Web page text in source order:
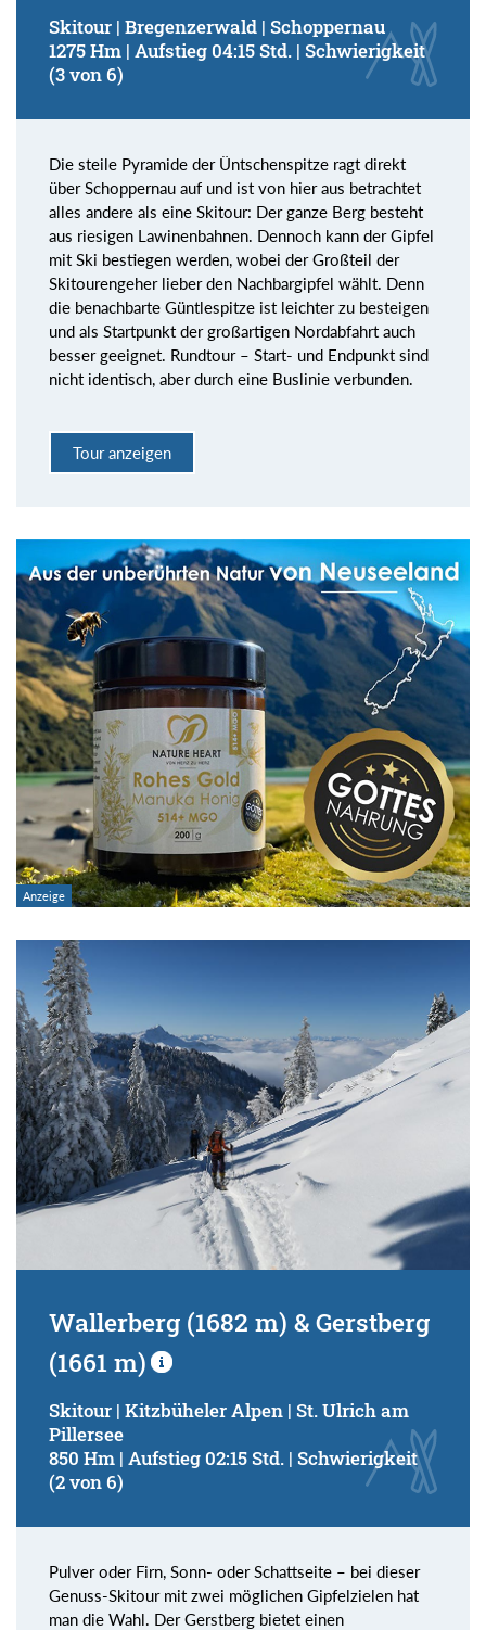
Skitour | Bregenzerwald | Schoppernau
1275 Hm | Aufstieg 04:15 Std. | Schwierigkeit
(3 von 6)
Die steile Pyramide der Üntschenspitze ragt direkt
über Schoppernau auf und ist von hier aus betrachtet
alles andere als eine Skitour: Der ganze Berg besteht
aus riesigen Lawinenbahnen. Dennoch kann der Gipfel
mit Ski bestiegen werden, wobei der Großteil der
Skitourengeher lieber den Nachbargipfel wählt. Denn
die benachbarte Güntlespitze ist leichter zu besteigen
und als Startpunkt der großartigen Nordabfahrt auch
besser geeignet. Rundtour – Start- und Endpunkt sind
nicht identisch, aber durch eine Buslinie verbunden.
Tour anzeigen
Wallerberg (1682 m) & Gerstberg
(1661 m)
Skitour | Kitzbüheler Alpen | St. Ulrich am
Pillersee
850 Hm | Aufstieg 02:15 Std. | Schwierigkeit
(2 von 6)
Pulver oder Firn, Sonn- oder Schattseite – bei dieser
Genuss-Skitour mit zwei möglichen Gipfelzielen hat
man die Wahl. Der Gerstberg bietet einen